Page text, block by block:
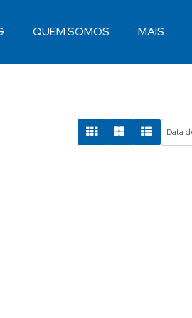
MAIS
QUEM SOMOS